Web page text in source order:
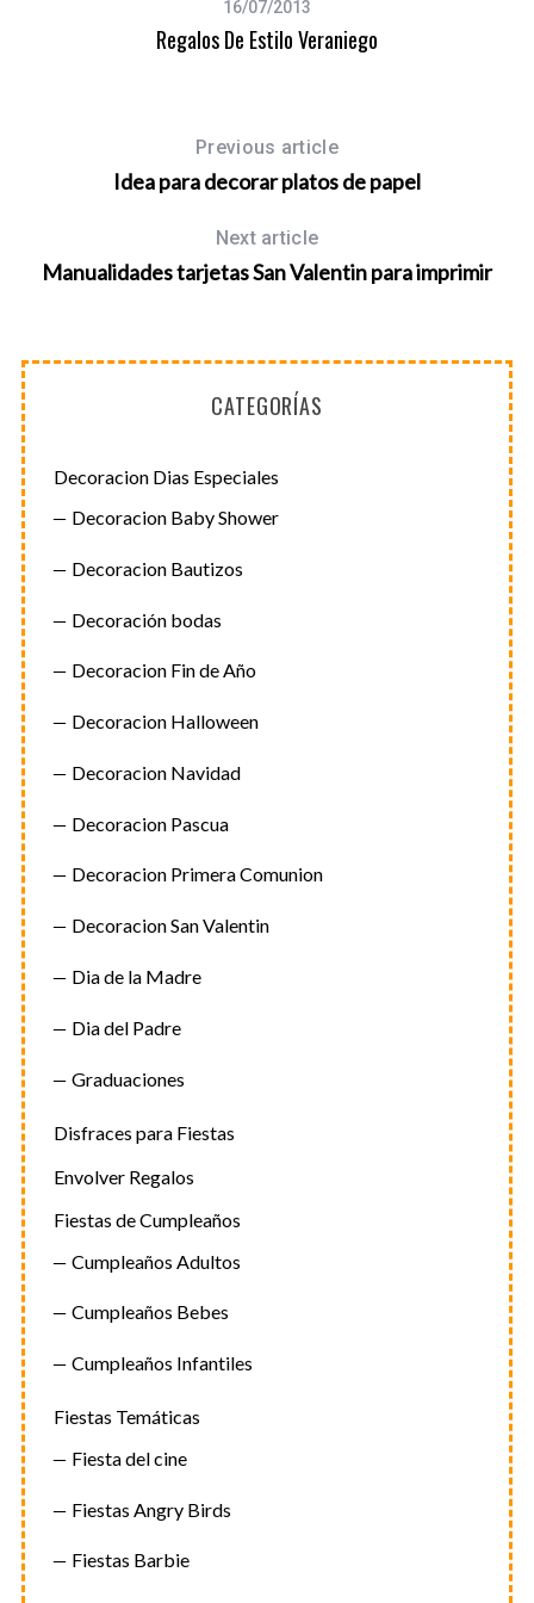
16/07/2013
Regalos De Estilo Veraniego
Previous article
Idea para decorar platos de papel
Next article
Manualidades tarjetas San Valentin para imprimir
CATEGORÍAS
Decoracion Dias Especiales
Decoracion Baby Shower
Decoracion Bautizos
Decoración bodas
Decoracion Fin de Año
Decoracion Halloween
Decoracion Navidad
Decoracion Pascua
Decoracion Primera Comunion
Decoracion San Valentin
Dia de la Madre
Dia del Padre
Graduaciones
Disfraces para Fiestas
Envolver Regalos
Fiestas de Cumpleaños
Cumpleaños Adultos
Cumpleaños Bebes
Cumpleaños Infantiles
Fiestas Temáticas
Fiesta del cine
Fiestas Angry Birds
Fiestas Barbie